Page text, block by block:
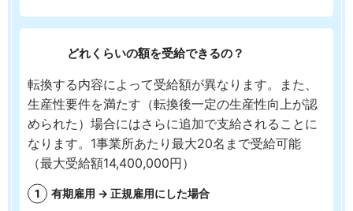
どれくらいの額を受給できるの？
転換する内容によって受給額が異なります。また、
生産性要件を満たす（転換後一定の生産性向上が認
められた）場合にはさらに追加で支給されることに
なります。1事業所あたり最大20名まで受給可能
（最大受給額14,400,000円）
有期雇用 → 正規雇用にした場合